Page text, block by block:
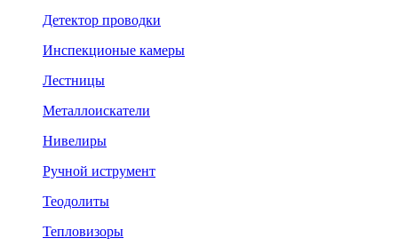
Детектор проводки
Инспекционые камеры
Лестницы
Металлоискатели
Нивелиры
Ручной иструмент
Теодолиты
Тепловизоры